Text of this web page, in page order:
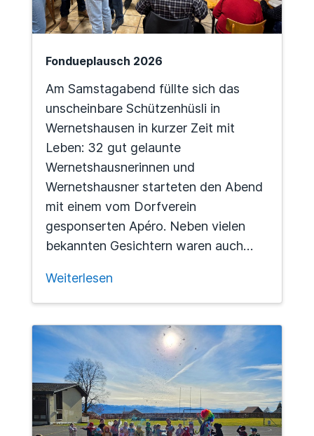
Fondueplausch 2026
Am Samstagabend füllte sich das
unscheinbare Schützenhüsli in
Wernetshausen in kurzer Zeit mit
Leben: 32 gut gelaunte
Wernetshausnerinnen und
Wernetshausner starteten den Abend
mit einem vom Dorfverein
gesponserten Apéro. Neben vielen
bekannten Gesichtern waren auch…
Weiterlesen